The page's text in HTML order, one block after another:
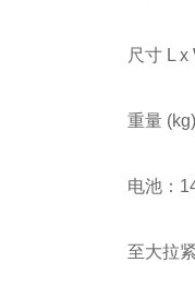
尺寸 L x
重量 (kg):
电池：
至大拉紧